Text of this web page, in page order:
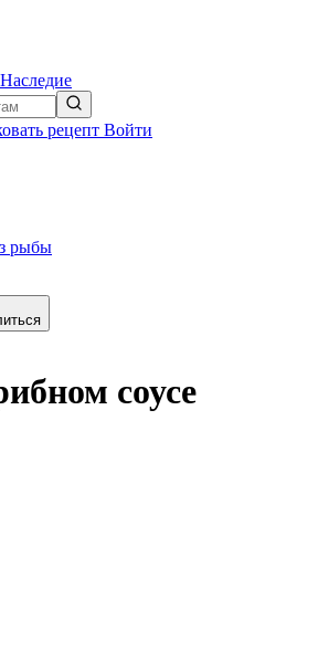
Наследие
рецепт Войти
рыбы
соусе